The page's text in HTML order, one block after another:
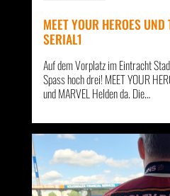
MEET YOUR HEROES
SERIAL1
Auf dem Vorplatz im Eintracht
Spass hoch drei! MEET YOUR
und MARVEL Helden da. Die…